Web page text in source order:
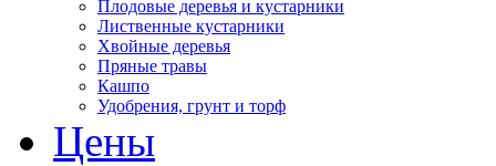
Плодовые деревья и кустарники
Лиственные кустарники
Хвойные деревья
Пряные травы
Кашпо
Удобрения, грунт и торф
Цены